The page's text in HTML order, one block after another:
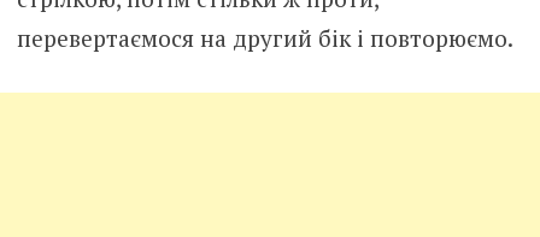
перевертаємося на другий бік і повторюємо.